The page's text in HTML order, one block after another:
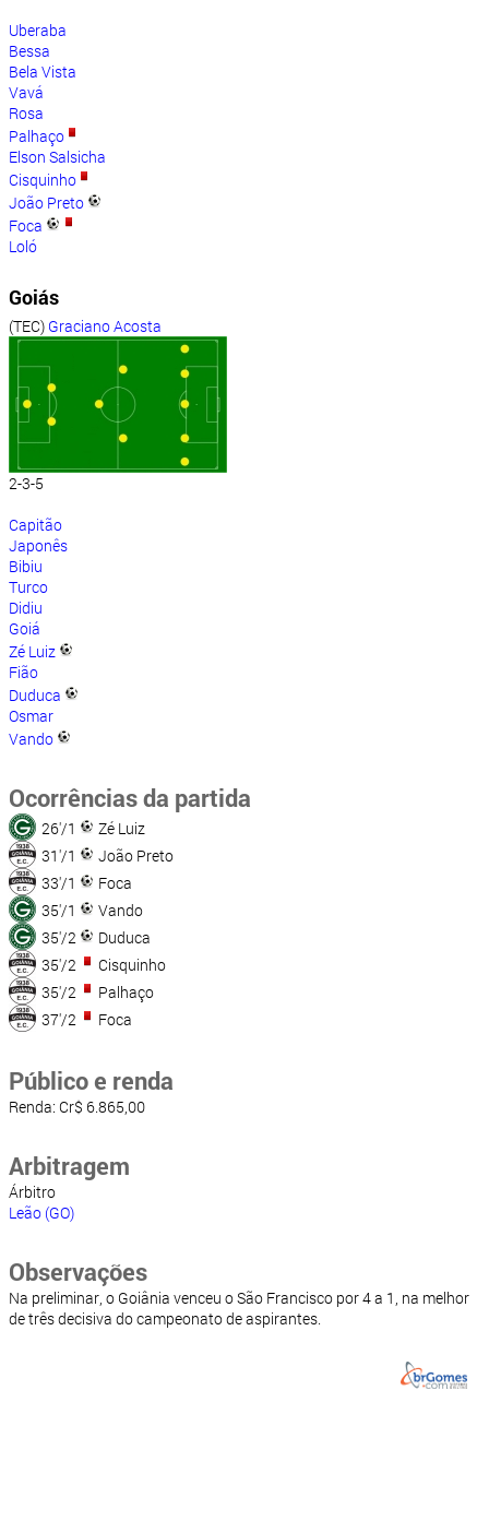
Uberaba
Bessa
Bela Vista
Vavá
Rosa
Palhaço
Elson Salsicha
Cisquinho
João Preto
Foca
Loló
Goiás
(TEC) Graciano Acosta
2-3-5
Capitão
Japonês
Bibiu
Turco
Didiu
Goiá
Zé Luiz
Fião
Duduca
Osmar
Vando
Ocorrências da partida
26'/1
Zé Luiz
31'/1
João Preto
33'/1
Foca
35'/1
Vando
35'/2
Duduca
35'/2
Cisquinho
35'/2
Palhaço
37'/2
Foca
Público e renda
Renda: Cr$ 6.865,00
Arbitragem
Árbitro
Leão (GO)
Observações
Na preliminar, o Goiânia venceu o São Francisco por 4 a 1, na melhor
de três decisiva do campeonato de aspirantes.